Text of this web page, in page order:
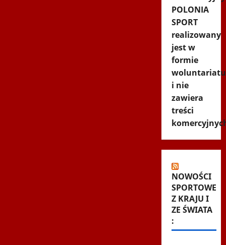
POLONIA
SPORT
realizowany
jest w
formie
woluntariatu
i nie
zawiera
treści
NOWOŚCI
SPORTOWE
Z KRAJU I
ZE ŚWIATA
: